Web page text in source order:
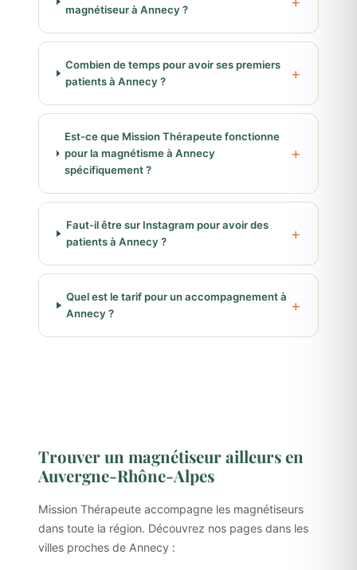
magnétiseur à Annecy ?
Combien de temps pour avoir ses premiers
patients à Annecy ?
Est-ce que Mission Thérapeute fonctionne
pour la magnétisme à Annecy
spécifiquement ?
Faut-il être sur Instagram pour avoir des
patients à Annecy ?
Quel est le tarif pour un accompagnement à
Annecy ?
Trouver un magnétiseur ailleurs en
Auvergne-Rhône-Alpes
Mission Thérapeute accompagne les magnétiseurs
dans toute la région. Découvrez nos pages dans les
villes proches de Annecy :